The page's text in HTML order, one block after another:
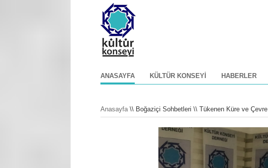
ANASAYFA KÜLTÜR KONSEYI HABERLER
Anasayfa\\ Boğaziçi Sohbetleri \\ Tükenen Küre ve Çevre